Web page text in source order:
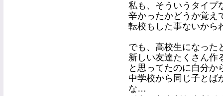
私も、そういうタイプ
辛かったかどうか覚え
転校もした事ないか
でも、高校生になった
新しい友達たくさん作
と思ってたのに自分か
中学校から同じ子とば
な…